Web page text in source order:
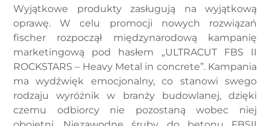
Wyjątkowe produkty zasługują na wyjątkową
oprawę. W celu promocji nowych rozwiązań
fischer rozpoczął międzynarodową kampanię
marketingową pod hasłem „ULTRACUT FBS II
ROCKSTARS – Heavy Metal in concrete”. Kampania
ma wydźwięk emocjonalny, co stanowi swego
rodzaju wyróżnik w branży budowlanej, dzięki
czemu odbiorcy nie pozostaną wobec niej